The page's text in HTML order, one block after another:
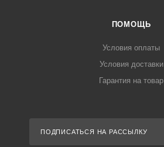
ПОМОЩЬ
Условия оплаты
Условия доставки
Гарантия на товар
ПОДПИСАТЬСЯ НА РАССЫЛКУ